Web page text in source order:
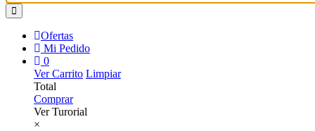
Ofertas
Mi Pedido
0
Ver Carrito Limpiar
Total
Comprar
Ver Turorial
×